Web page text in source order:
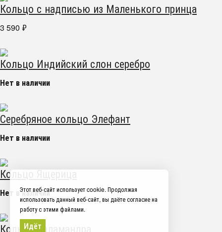
Кольцо с надписью из Маленького принца
3 590 ₽
Кольцо Индийский слон серебро
Нет в наличии
Серебряное кольцо Элефант
Нет в наличии
Кольцо Ящерица
Нет в наличии
Кольцо Саламандра
Этот веб-сайт использует cookie. Продолжая
использовать данный веб-сайт, вы даёте согласие на
работу с этими файлами.
Идёт